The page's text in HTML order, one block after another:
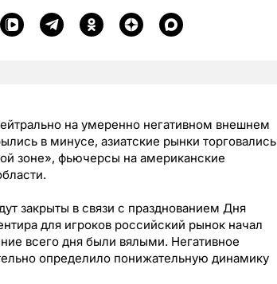
на умеренно негативном внешнем
в минусе, азиатские рынки торговались
зоне», фьючерсы на американские
закрыты в связи с празднованием Дня
для игроков российский рынок начал
всего дня были вялыми. Негативное
определило понижательную динамику